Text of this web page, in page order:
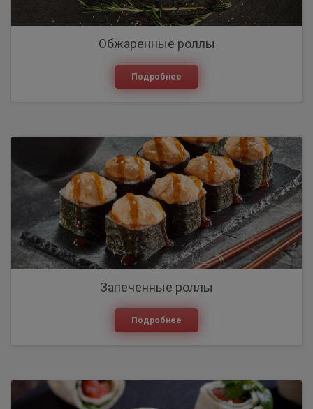
Обжаренные роллы
Подробнее
Запеченные роллы
Подробнее